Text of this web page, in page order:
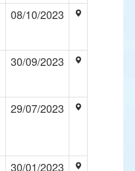
08/10/2023
30/09/2023
29/07/2023
30/01/2023